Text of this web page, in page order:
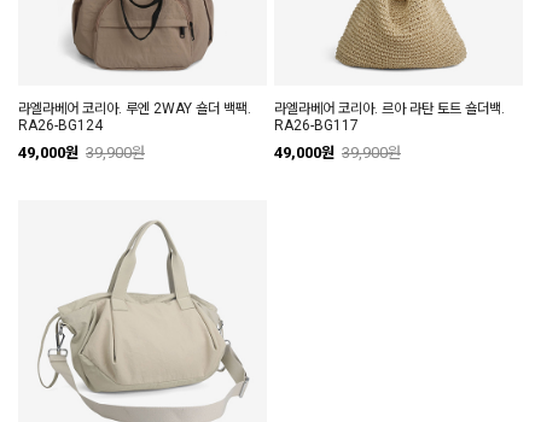
라엘라베어 코리아. 루엔 2WAY 숄더 백팩.
RA26-BG124
49,000원 39,900원
라엘라베어 코리아. 르아 라탄 토트 숄더백.
RA26-BG117
49,000원 39,900원